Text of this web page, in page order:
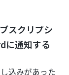
スクリプシ
に通知する
込みがあった